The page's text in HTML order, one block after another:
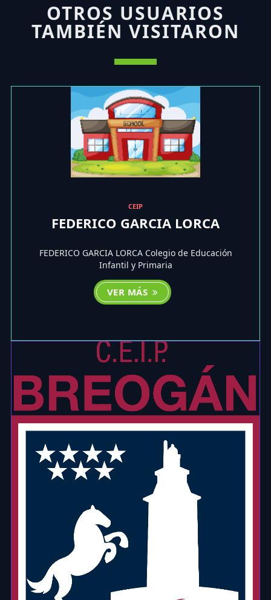
OTROS USUARIOS
TAMBIÉN VISITARON
CEIP
FEDERICO GARCIA LORCA
FEDERICO GARCIA LORCA Colegio de Educación
Infantil y Primaria
VER MÁS